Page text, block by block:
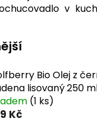
v
Bio Olej z
lisovaný 250
(1 ks)
Kč